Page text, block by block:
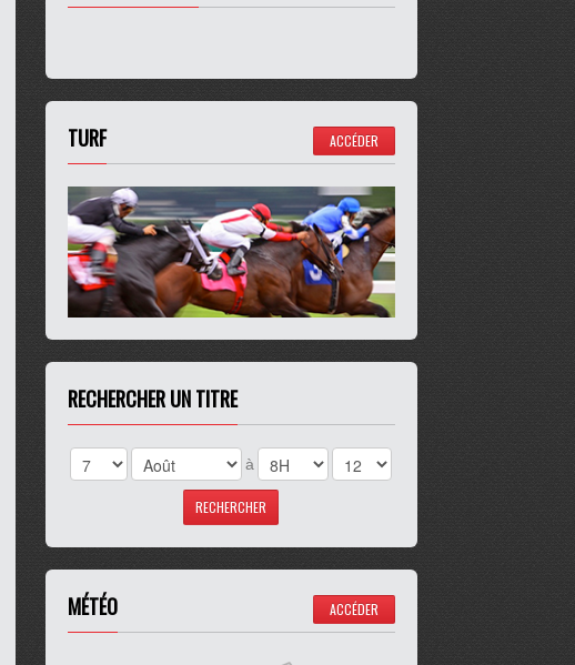
TURF ACCÉDER
RECHERCHER UN TITRE
à
MÉTÉO ACCÉDER